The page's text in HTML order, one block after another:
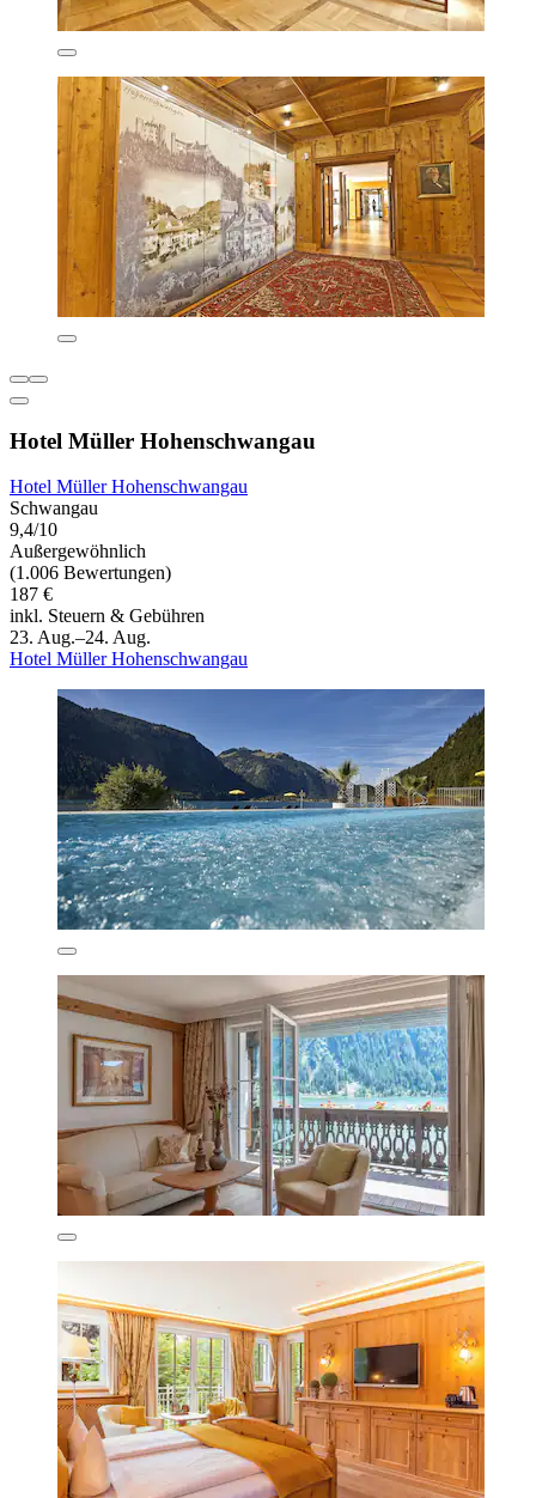
Hotel Müller Hohenschwangau
Hotel Müller Hohenschwangau
Schwangau
9,4/10
Außergewöhnlich
(1.006 Bewertungen)
187 €
inkl. Steuern & Gebühren
23. Aug.–24. Aug.
Hotel Müller Hohenschwangau